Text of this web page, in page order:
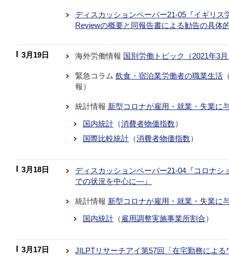
ディスカッションペーパー21-05『イギリ
Reviewの概要と同報告書による勧告の具体
3月19日 海外労働情報 国別労働トピック（2021年3
緊急コラム 飲食・宿泊業労働者の職業生活
報）
統計情報 新型コロナが雇用・就業・失業に
国内統計 （消費者物価指数）
国際比較統計 （消費者物価指数）
3月18日
ディスカッションペーパー21-04『コロナ
での状況を中心に―』
統計情報 新型コロナが雇用・就業・失業に
国内統計 （ 雇用調整実施事業所割合）
3月17日 JILPTリサーチアイ第57回「在宅勤務によ